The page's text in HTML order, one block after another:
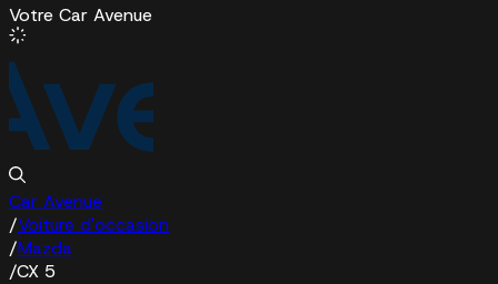
Votre Car Avenue
Car Avenue
/Voiture d'occasion
/Mazda
/CX 5